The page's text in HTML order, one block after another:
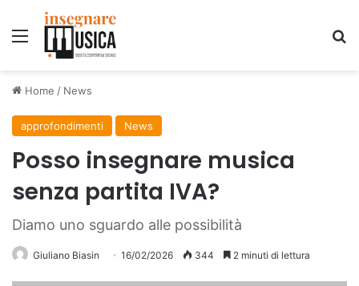
Menu
Home / News
approfondimenti News
Posso insegnare musica
senza partita IVA?
Diamo uno sguardo alle possibilità
Giuliano Biasin 16/02/2026 344 2 minuti di lettura